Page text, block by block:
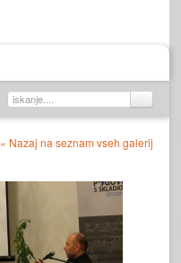
« Nazaj na seznam vseh galerij